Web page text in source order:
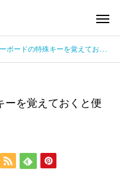
特殊キーを覚えておくと便利なので紹介します！
ーを覚えておくと便